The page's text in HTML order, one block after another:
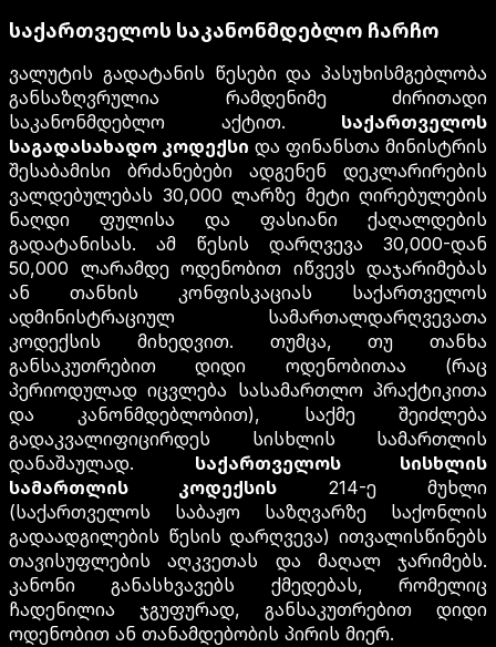
საქართველოს საკანონმდებლო ჩარჩო
ვალუტის გადატანის წესები და პასუხისმგებლობა
განსაზღვრულია რამდენიმე ძირითადი
საკანონმდებლო აქტით. საქართველოს
საგადასახადო კოდექსი და ფინანსთა მინისტრის
შესაბამისი ბრძანებები ადგენენ დეკლარირების
ვალდებულებას 30,000 ლარზე მეტი ღირებულების
ნაღდი ფულისა და ფასიანი ქაღალდების
გადატანისას. ამ წესის დარღვევა 30,000-დან
50,000 ლარამდე ოდენობით იწვევს დაჯარიმებას
ან თანხის კონფისკაციას საქართველოს
ადმინისტრაციულ სამართალდარღვევათა
კოდექსის მიხედვით. თუმცა, თუ თანხა
განსაკუთრებით დიდი ოდენობითაა (რაც
პერიოდულად იცვლება სასამართლო პრაქტიკითა
და კანონმდებლობით), საქმე შეიძლება
გადაკვალიფიცირდეს სისხლის სამართლის
დანაშაულად. საქართველოს სისხლის
სამართლის კოდექსის 214-ე მუხლი
(საქართველოს საბაჟო საზღვარზე საქონლის
გადაადგილების წესის დარღვევა) ითვალისწინებს
თავისუფლების აღკვეთას და მაღალ ჯარიმებს.
კანონი განასხვავებს ქმედებას, რომელიც
ჩადენილია ჯგუფურად, განსაკუთრებით დიდი
ოდენობით ან თანამდებობის პირის მიერ.